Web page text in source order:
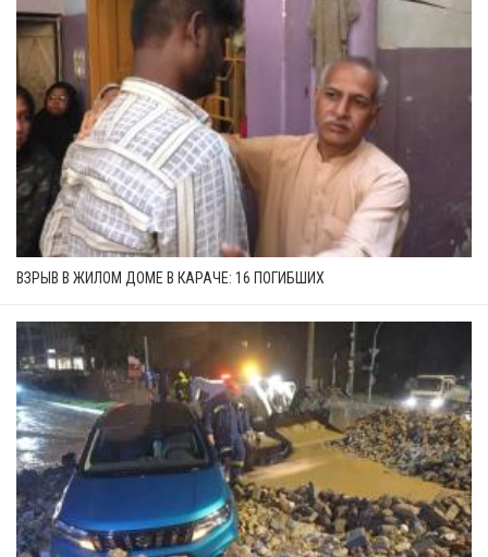
ВЗРЫВ В ЖИЛОМ ДОМЕ В КАРАЧЕ: 16 ПОГИБШИХ